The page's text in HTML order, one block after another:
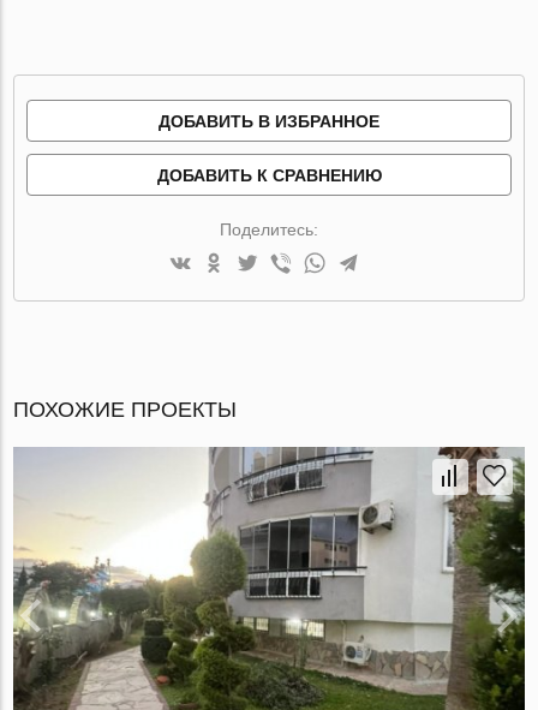
ДОБАВИТЬ В ИЗБРАННОЕ
ДОБАВИТЬ К СРАВНЕНИЮ
Поделитесь:
ПОХОЖИЕ ПРОЕКТЫ